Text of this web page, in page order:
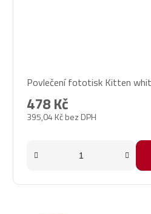
Povlečení fototisk Kitten
395,04 Kč bez DPH
478 Kč